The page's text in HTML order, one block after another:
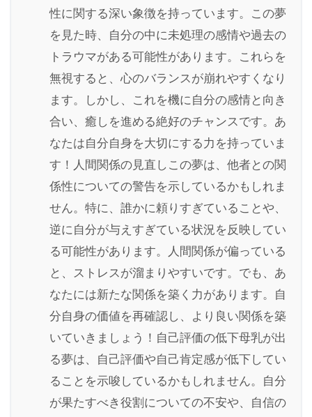
性に関する深い象徴を持っています。この夢
を見た時、自分の中に未処理の感情や過去の
トラウマがある可能性があります。これらを
無視すると、心のバランスが崩れやすくなり
ます。しかし、これを機に自分の感情と向き
合い、癒しを進める絶好のチャンスです。あ
なたは自分自身を大切にする力を持っていま
す！人間関係の見直しこの夢は、他者との関
係性についての警告を示しているかもしれま
せん。特に、誰かに頼りすぎていることや、
逆に自分が与えすぎている状況を反映してい
る可能性があります。人間関係が偏っている
と、ストレスが溜まりやすいです。でも、あ
なたには新たな関係を築く力があります。自
分自身の価値を再確認し、より良い関係を築
いていきましょう！自己評価の低下母乳が出
る夢は、自己評価や自己肯定感が低下してい
ることを示唆しているかもしれません。自分
が果たすべき役割についての不安や、自信の